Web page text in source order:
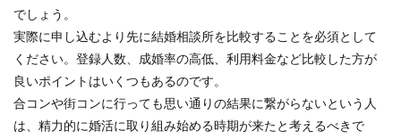
でしょう。
実際に申し込むより先に結婚相談所を比較することを必須として
ください。登録人数、成婚率の高低、利用料金など比較した方が
良いポイントはいくつもあるのです。
合コンや街コンに行っても思い通りの結果に繋がらないという人
は、精力的に婚活に取り組み始める時期が来たと考えるべきで